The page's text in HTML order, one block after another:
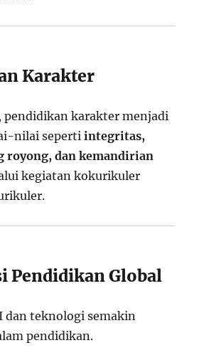
Karakter
pendidikan karakter menjadi
nilai sepertiintegritas,
royong, dan kemandirian
kegiatan kokurikuler
Pendidikan Global
dan teknologi semakin
pendidikan.